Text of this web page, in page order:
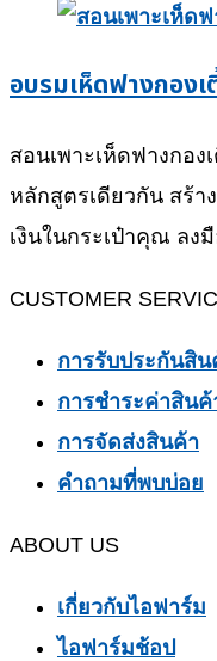
อบรมเห็ดฟางกองเ
สอนเพาะเห็ดฟางกอง
หลักสูตรเดียวกัน สร้า
เงินในกระเป๋าคุณ ลง
CUSTOMER
การรับประกันสิน
การชำระค่าสินค้
การจัดส่งสินค้า
คำถามที่พบบ่อย
ABOUT US
เกี่ยวกับไอฟาร์ม
ไอฟาร์มช้อป